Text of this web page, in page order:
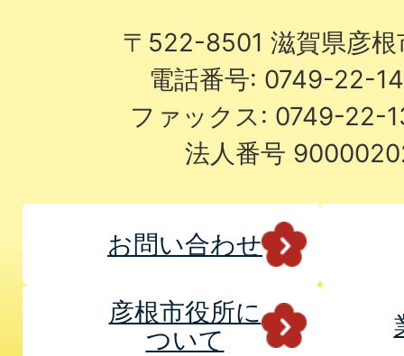
〒522-8501 滋賀県彦
電話番号: 0749-22-
ファックス: 0749-22-
法人番号
お問い合わせ
彦根市役所に
ついて